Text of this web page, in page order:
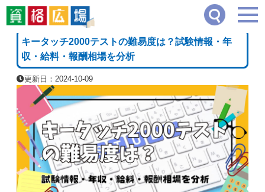
資格広場≫ IT・コンピュータ・情報処理系 キータッチ2000テストの難易度は？
[PR]
キータッチ2000テストの難易度は？試験情報・年
収・給料・報酬相場を分析
更新日：2024-10-09